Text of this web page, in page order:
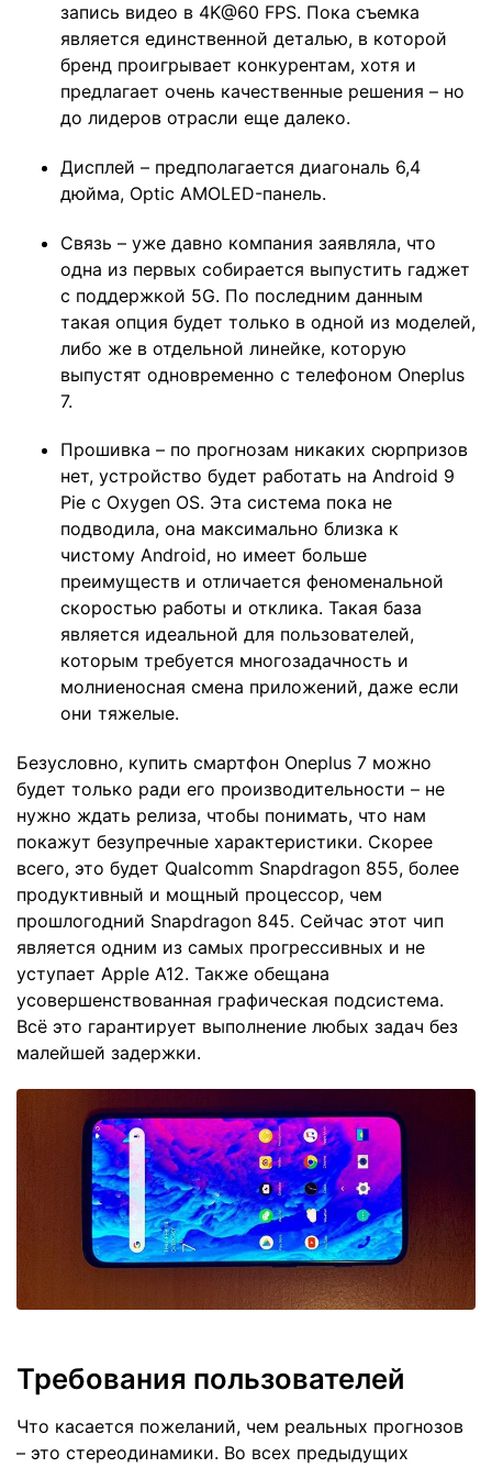
запись видео в 4K@60 FPS. Пока съемка
является единственной деталью, в которой
бренд проигрывает конкурентам, хотя и
предлагает очень качественные решения – но
до лидеров отрасли еще далеко.
Дисплей – предполагается диагональ 6,4
дюйма, Optic AMOLED-панель.
Связь – уже давно компания заявляла, что
одна из первых собирается выпустить гаджет
с поддержкой 5G. По последним данным
такая опция будет только в одной из моделей,
либо же в отдельной линейке, которую
выпустят одновременно с телефоном Oneplus
7.
Прошивка – по прогнозам никаких сюрпризов
нет, устройство будет работать на Android 9
Pie с Oxygen OS. Эта система пока не
подводила, она максимально близка к
чистому Android, но имеет больше
преимуществ и отличается феноменальной
скоростью работы и отклика. Такая база
является идеальной для пользователей,
которым требуется многозадачность и
молниеносная смена приложений, даже если
они тяжелые.
Безусловно, купить смартфон Oneplus 7 можно
будет только ради его производительности – не
нужно ждать релиза, чтобы понимать, что нам
покажут безупречные характеристики. Скорее
всего, это будет Qualcomm Snapdragon 855, более
продуктивный и мощный процессор, чем
прошлогодний Snapdragon 845. Сейчас этот чип
является одним из самых прогрессивных и не
уступает Apple A12. Также обещана
усовершенствованная графическая подсистема.
Всё это гарантирует выполнение любых задач без
малейшей задержки.
Требования пользователей
Что касается пожеланий, чем реальных прогнозов
– это стереодинамики. Во всех предыдущих